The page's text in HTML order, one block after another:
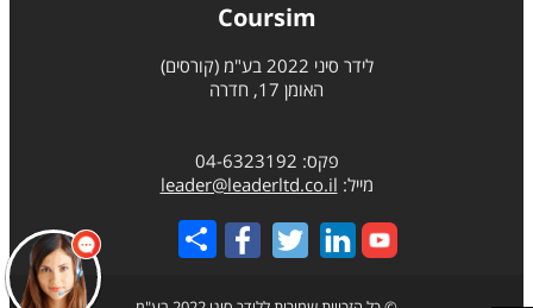
Coursim
לידר סיני 2022 בע"מ (קורסים)
האומן 17, חדרה
פקס: 04-6323192
מייל: leader@leaderltd.co.il
Share